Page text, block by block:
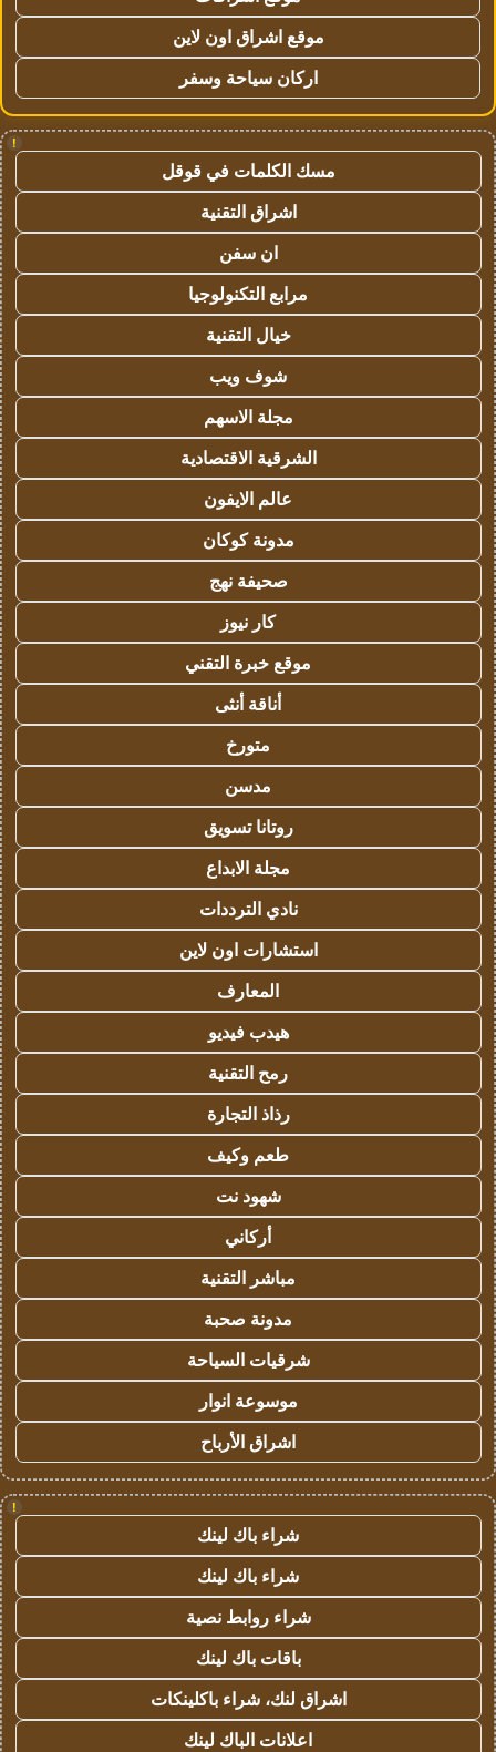
موقع اشراق اون لاين
اركان سياحة وسفر
!
مسك الكلمات في قوقل
اشراق التقنية
ان سفن
مرابع التكنولوجيا
خيال التقنية
شوف ويب
مجلة الاسهم
الشرقية الاقتصادية
عالم الايفون
مدونة كوكان
صحيفة نهج
كار نيوز
موقع خبرة التقني
أناقة أنثى
متورخ
مدسن
روتانا تسويق
مجلة الابداع
نادي الترددات
استشارات اون لاين
المعارف
هيدب فيديو
رمح التقنية
رذاذ التجارة
طعم وكيف
شهود نت
أركاني
مباشر التقنية
مدونة صحبة
شرقيات السياحة
موسوعة انوار
اشراق الأرباح
!
شراء باك لينك
شراء باك لينك
شراء روابط نصية
باقات باك لينك
اشراق لنك، شراء باكلينكات
اعلانات الباك لينك